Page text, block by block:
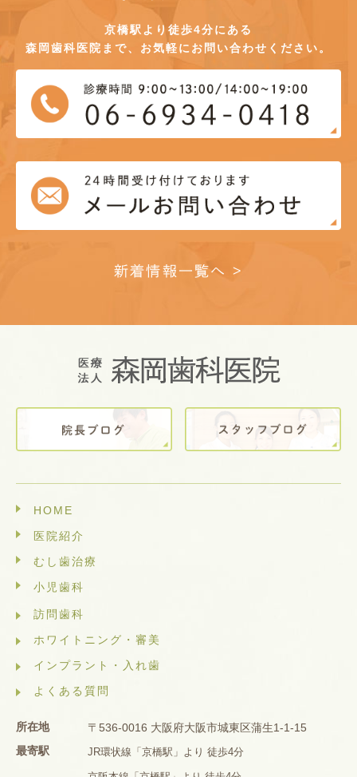
京橋駅より徒歩4分にある
森岡歯科医院まで、お気軽にお問い合わせください。
新着情報一覧へ >
HOME
医院紹介
むし歯治療
小児歯科
訪問歯科
ホワイトニング・審美
インプラント・入れ歯
よくある質問
所在地
〒536-0016 大阪府大阪市城東区蒲生1-1-15
最寄駅
JR環状線「京橋駅」より 徒歩4分